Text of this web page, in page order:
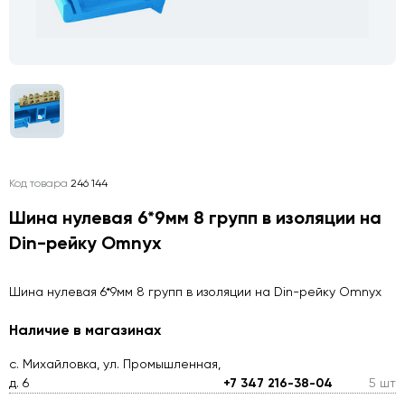
Код товара 246 144
Шина нулевая 6*9мм 8 групп в изоляции на
Din-рейку Omnyx
Шина нулевая 6*9мм 8 групп в изоляции на Din-рейку Omnyx
Наличие в магазинах
с. Михайловка, ул. Промышленная,
д. 6
+7 347 216-38-04 5 шт